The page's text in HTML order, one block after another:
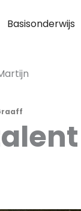
Basisonderwijs